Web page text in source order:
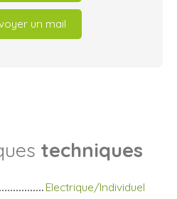
un mail
techniques
Electrique/Individuel